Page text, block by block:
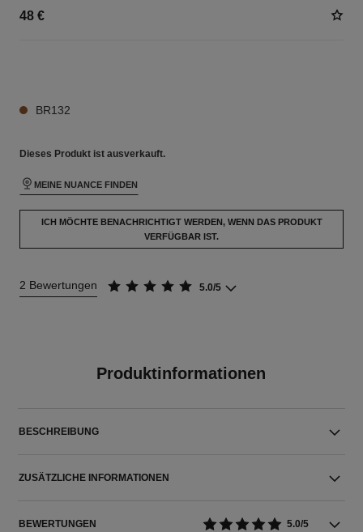
48 €
BR132
Dieses Produkt ist ausverkauft.
MEINE NUANCE FINDEN
ICH MÖCHTE BENACHRICHTIGT WERDEN, WENN DAS PRODUKT
VERFÜGBAR IST.
2 Bewertungen 5.0/5
Produktinformationen
BESCHREIBUNG
ZUSÄTZLICHE INFORMATIONEN
BEWERTUNGEN 5.0/5